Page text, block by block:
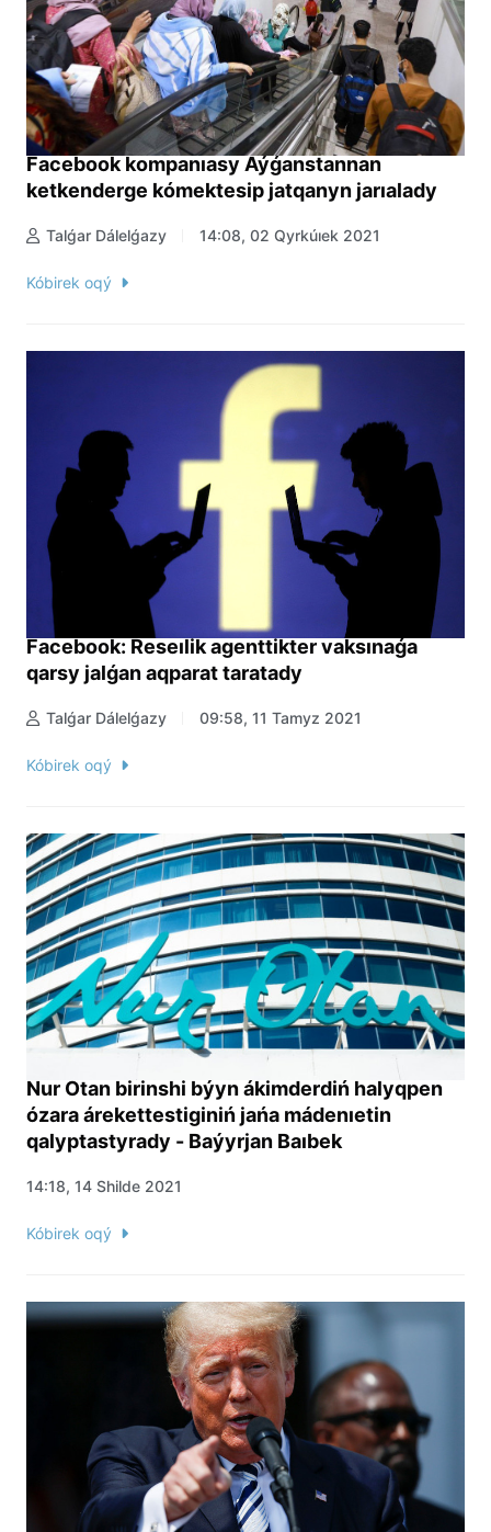
Facebook kompanıasy Aýǵanstannan
ketkenderge kómektesip jatqanyn jarıalady
Talǵar Dálelǵazy 14:08, 02 Qyrkúıek 2021
Kóbirek oqý
Facebook: Reseılik agenttikter vaksınaǵa
qarsy jalǵan aqparat taratady
Talǵar Dálelǵazy 09:58, 11 Tamyz 2021
Kóbirek oqý
Nur Otan birinshi býyn ákimderdiń halyqpen
ózara árekettestiginiń jańa mádenıetin
qalyptastyrady - Baýyrjan Baıbek
14:18, 14 Shilde 2021
Kóbirek oqý